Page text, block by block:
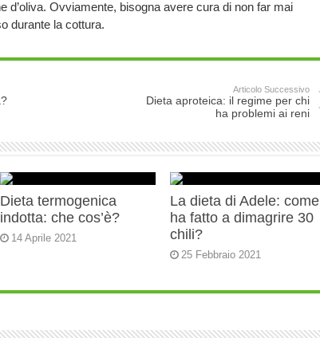
d’oliva. Ovviamente, bisogna avere cura di non far mai
durante la cottura.
Articolo Successivo
Dieta aproteica: il regime per chi
ha problemi ai reni
Dieta termogenica
indotta: che cos’è?
14 Aprile 2021
La dieta di Adele: come
ha fatto a dimagrire 30
chili?
25 Febbraio 2021